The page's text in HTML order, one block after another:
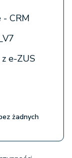
- CRM
e-ZUS
żadnych